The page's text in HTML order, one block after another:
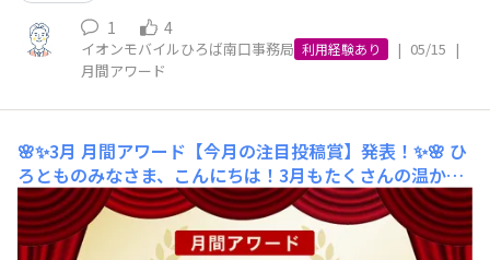
1 4
イオンモバイルひろば南口事務局 利用経験あり | 05/15 |
月間アワード
🌸✨3月 月間アワード【今月の注目投稿賞】発表！✨🌸 ひ
ろとものみなさま、こんにちは！3月もたくさんの温かい
ご投稿をいただき、ありがとうございました！😊🌳春の訪
れを感じる柔らかな風景や、新生活に向けたワクワクする
話題など、みなさまの個性が光る投稿の数々を、ひろばス